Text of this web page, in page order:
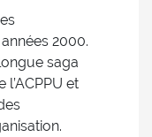
2000.
saga
et